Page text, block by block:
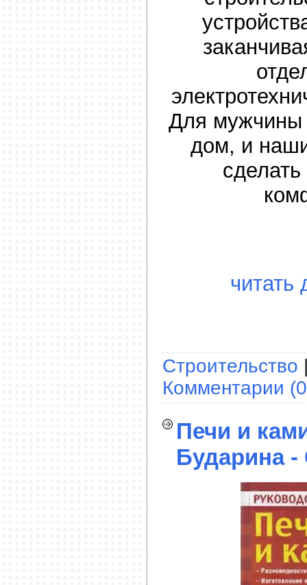
Для мужчины
дом, и
читать
Строительство
Комментарии
Печи и
Бударина -